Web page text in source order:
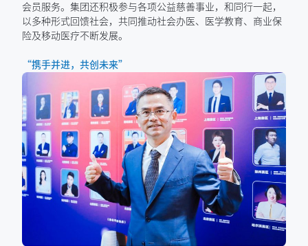
会员服务。集团还积极参与各项公益慈善事业，和同行一起，
以多种形式回馈社会，共同推动社会办医、医学教育、商业保
险及移动医疗不断发展。
“携手并进，共创未来”